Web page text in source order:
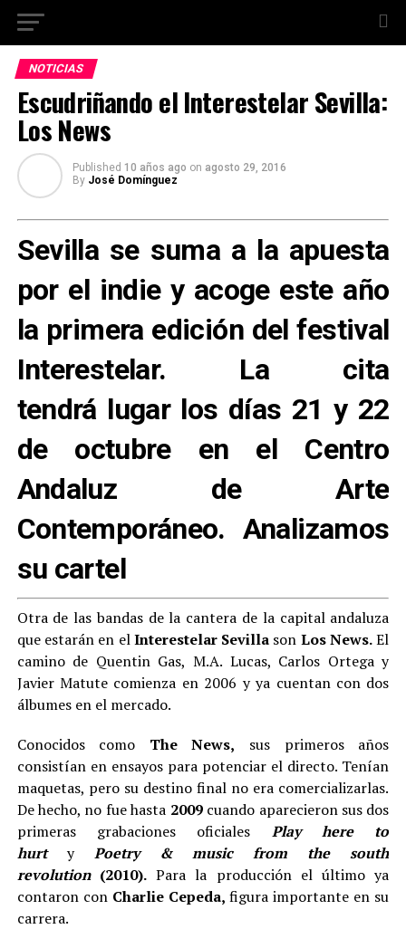
NOTICIAS
Escudriñando el Interestelar Sevilla:
Los News
Published 10 años ago on agosto 29, 2016
By José Domínguez
Sevilla se suma a la apuesta
por el indie y acoge este año
la primera edición del festival
Interestelar. La cita
tendrá lugar los días 21 y 22
de octubre en el Centro
Andaluz de Arte
Contemporáneo. Analizamos
su cartel
Otra de las bandas de la cantera de la capital andaluza
que estarán en elInterestelar Sevilla son Los News.El
camino de Quentin Gas, M.A. Lucas, Carlos Ortega y
Javier Matute comienza en 2006 y ya cuentan con dos
álbumes en el mercado.
Conocidos como The News, sus primeros años
consistían en ensayos para potenciar el directo. Tenían
maquetas, pero su destino final no era comercializarlas.
De hecho, no fue hasta 2009cuando aparecieron sus dos
primeras grabaciones oficiales Play here to
hurt
y Poetry
& music from the south
revolution (2010).Para la producción el último ya
contaron con Charlie Cepeda, figura importante en su
carrera.